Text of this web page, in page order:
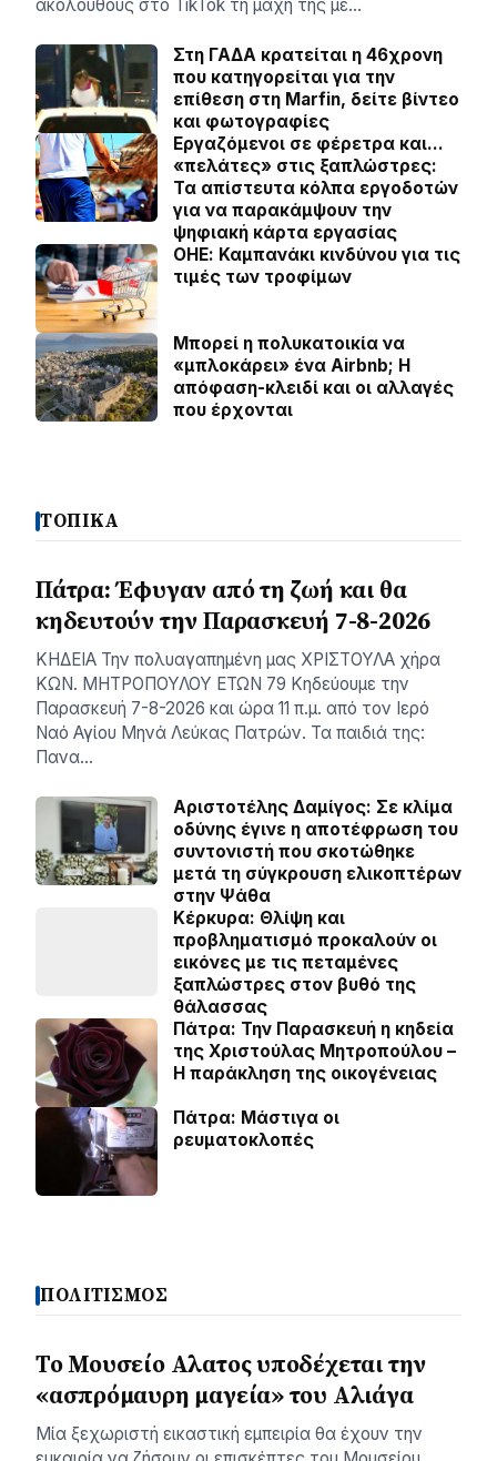
ακολούθους στο TikTok τη μάχη της με…
Στη ΓΑΔΑ κρατείται η 46χρονη
που κατηγορείται για την
επίθεση στη Marfin, δείτε βίντεο
και φωτογραφίες
Εργαζόμενοι σε φέρετρα και…
«πελάτες» στις ξαπλώστρες:
Τα απίστευτα κόλπα εργοδοτών
για να παρακάμψουν την
ψηφιακή κάρτα εργασίας
ΟΗΕ: Καμπανάκι κινδύνου για τις
τιμές των τροφίμων
Μπορεί η πολυκατοικία να
«μπλοκάρει» ένα Airbnb; Η
απόφαση-κλειδί και οι αλλαγές
που έρχονται
ΤΟΠΙΚΑ
Πάτρα: Έφυγαν από τη ζωή και θα
κηδευτούν την Παρασκευή 7-8-2026
ΚΗΔΕΙΑ Την πολυαγαπημένη μας ΧΡΙΣΤΟΥΛΑ χήρα
ΚΩΝ. ΜΗΤΡΟΠΟΥΛΟΥ ΕΤΩΝ 79 Κηδεύουμε την
Παρασκευή 7-8-2026 και ώρα 11 π.μ. από τον Ιερό
Ναό Αγίου Μηνά Λεύκας Πατρών. Τα παιδιά της:
Πανα…
Αριστοτέλης Δαμίγος: Σε κλίμα
οδύνης έγινε η αποτέφρωση του
συντονιστή που σκοτώθηκε
μετά τη σύγκρουση ελικοπτέρων
στην Ψάθα
Κέρκυρα: Θλίψη και
προβληματισμό προκαλούν οι
εικόνες με τις πεταμένες
ξαπλώστρες στον βυθό της
θάλασσας
Πάτρα: Την Παρασκευή η κηδεία
της Χριστούλας Μητροπούλου –
Η παράκληση της οικογένειας
Πάτρα: Μάστιγα οι
ρευµατοκλοπές
ΠΟΛΙΤΙΣΜΟΣ
Το Μουσείο Αλατος υποδέχεται την
«ασπρόμαυρη μαγεία» του Αλιάγα
Μία ξεχωριστή εικαστική εμπειρία θα έχουν την